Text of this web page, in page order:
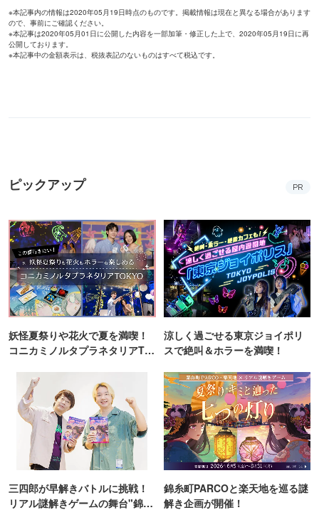
※本記事内の情報は2020年05月19日時点のものです。掲載情報は現在と異なる場合があります
ので、事前にご確認ください。
※本記事は2020年05月01日に公開した内容を一部加筆・修正した上で、2020年05月19日に再
公開しております。
※本記事中の金額表示は、税抜表記のないものはすべて税込です。
ピックアップ PR
妖怪夏祭りや花火で夏を満喫！
コニカミノルタプラネタリアTO
涼しく過ごせる東京ジョイポリ
スで絶叫＆ホラーを満喫！
三四郎が早解きバトルに挑戦！
リアル謎解きゲームの舞台"錦糸
錦糸町PARCOと楽天地を巡る謎
解き企画が開催！